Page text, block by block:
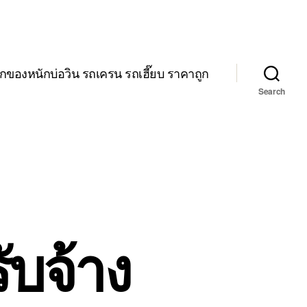
องหนักบ่อวิน รถเครน รถเฮี๊ยบ ราคาถูก
Search
จ้าง